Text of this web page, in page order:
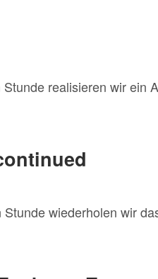
realisieren wir ein
wiederholen wir